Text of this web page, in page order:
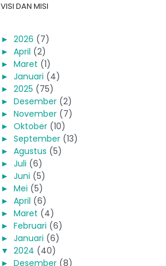
VISI DAN MISI
► 2026 (7)
► April (2)
► Maret (1)
► Januari (4)
► 2025 (75)
► Desember (2)
► November (7)
► Oktober (10)
► September (13)
► Agustus (5)
► Juli (6)
► Juni (5)
► Mei (5)
► April (6)
► Maret (4)
► Februari (6)
► Januari (6)
▼ 2024 (40)
► Desember (8)